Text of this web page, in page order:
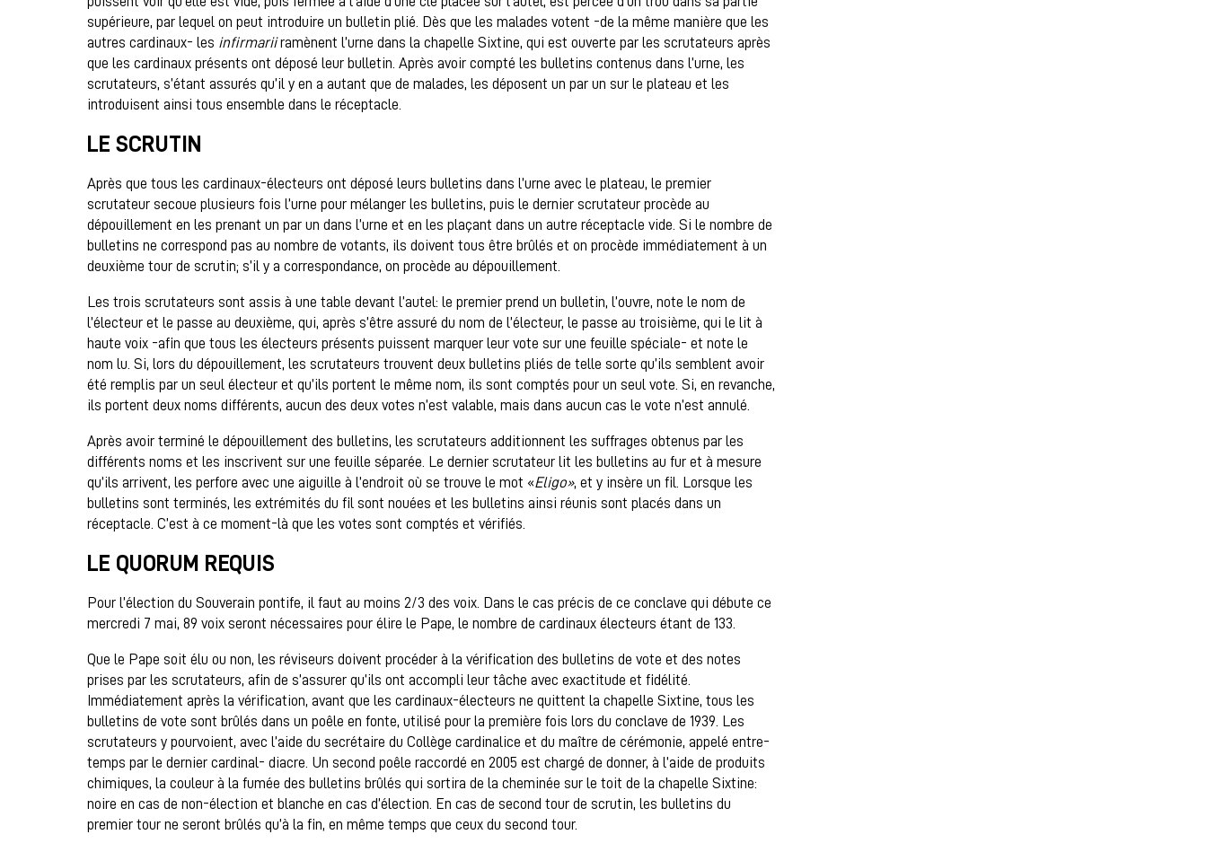
supérieure, par lequel on peut introduire un bulletin plié. Dès que les malades votent -de la même manière que les
autres cardinaux- les infirmariiramènent l’urne dans la chapelle Sixtine, qui est ouverte par les scrutateurs après
que les cardinaux présents ont déposé leur bulletin. Après avoir compté les bulletins contenus dans l’urne, les
scrutateurs, s’étant assurés qu’il y en a autant que de malades, les déposent un par un sur le plateau et les
introduisent ainsi tous ensemble dans le réceptacle.
LE SCRUTIN
Après que tous les cardinaux-électeurs ont déposé leurs bulletins dans l’urne avec le plateau, le premier
scrutateur secoue plusieurs fois l’urne pour mélanger les bulletins, puis le dernier scrutateur procède au
dépouillement en les prenant un par un dans l’urne et en les plaçant dans un autre réceptacle vide. Si le nombre de
bulletins ne correspond pas au nombre de votants, ils doivent tous être brûlés et on procède immédiatement à un
deuxième tour de scrutin; s’il y a correspondance, on procède au dépouillement.
Les trois scrutateurs sont assis à une table devant l’autel: le premier prend un bulletin, l’ouvre, note le nom de
l’électeur et le passe au deuxième, qui, après s’être assuré du nom de l’électeur, le passe au troisième, qui le lit à
haute voix -afin que tous les électeurs présents puissent marquer leur vote sur une feuille spéciale- et note le
nom lu. Si, lors du dépouillement, les scrutateurs trouvent deux bulletins pliés de telle sorte qu’ils semblent avoir
été remplis par un seul électeur et qu’ils portent le même nom, ils sont comptés pour un seul vote. Si, en revanche,
ils portent deux noms différents, aucun des deux votes n’est valable, mais dans aucun cas le vote n’est annulé.
Après avoir terminé le dépouillement des bulletins, les scrutateurs additionnent les suffrages obtenus par les
différents noms et les inscrivent sur une feuille séparée. Le dernier scrutateur lit les bulletins au fur et à mesure
qu’ils arrivent, les perfore avec une aiguille à l’endroit où se trouve le mot «Eligo», et y insère un fil. Lorsque les
bulletins sont terminés, les extrémités du fil sont nouées et les bulletins ainsi réunis sont placés dans un
réceptacle. C’est à ce moment-là que les votes sont comptés et vérifiés.
LE QUORUM REQUIS
Pour l’élection du Souverain pontife, il faut au moins 2/3 des voix. Dans le cas précis de ce conclave qui débute ce
mercredi 7 mai, 89 voix seront nécessaires pour élire le Pape, le nombre de cardinaux électeurs étant de 133.
Que le Pape soit élu ou non, les réviseurs doivent procéder à la vérification des bulletins de vote et des notes
prises par les scrutateurs, afin de s’assurer qu’ils ont accompli leur tâche avec exactitude et fidélité.
Immédiatement après la vérification, avant que les cardinaux-électeurs ne quittent la chapelle Sixtine, tous les
bulletins de vote sont brûlés dans un poêle en fonte, utilisé pour la première fois lors du conclave de 1939. Les
scrutateurs y pourvoient, avec l’aide du secrétaire du Collège cardinalice et du maître de cérémonie, appelé entre-
temps par le dernier cardinal- diacre. Un second poêle raccordé en 2005 est chargé de donner, à l’aide de produits
chimiques, la couleur à la fumée des bulletins brûlés qui sortira de la cheminée sur le toit de la chapelle Sixtine:
noire en cas de non-élection et blanche en cas d’élection. En cas de second tour de scrutin, les bulletins du
premier tour ne seront brûlés qu’à la fin, en même temps que ceux du second tour.